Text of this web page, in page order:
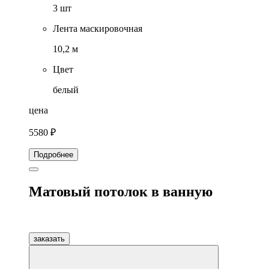
3 шт
Лента маскировочная
10,2 м
Цвет
белый
цена
5580 ₽
Подробнее
Матовый потолок в ванную
заказать